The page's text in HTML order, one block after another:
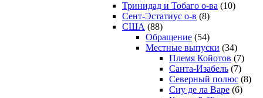
Тринидад и Тобаго о-ва (10)
Сент-Эстатиус о-в (8)
США (88)
Обращение (54)
Местные выпуски (34)
Племя Койотов (7)
Санта-Изабель (7)
Северный полюс (8)
Сиу де ла Варе (6)